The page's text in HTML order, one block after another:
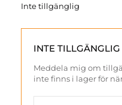
Inte tillgänglig
INTE TILLGÄNGLIG
Meddela mig om
inte finns i lager för